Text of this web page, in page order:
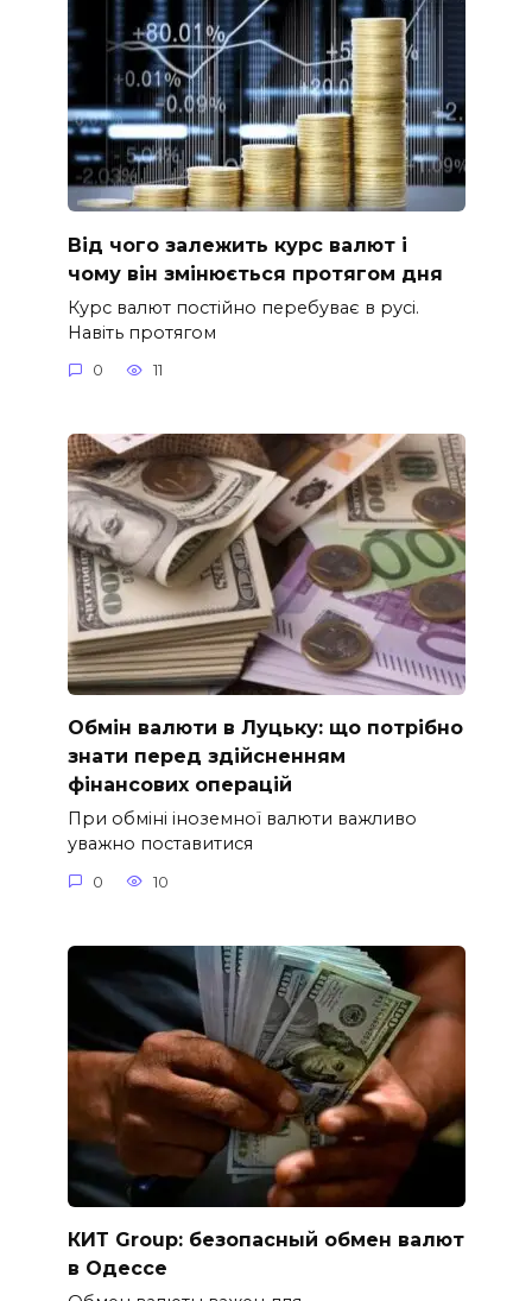
Від чого залежить курс валют і
чому він змінюється протягом дня
Курс валют постійно перебуває в русі.
Навіть протягом
0 11
Обмін валюти в Луцьку: що потрібно
знати перед здійсненням
фінансових операцій
При обміні іноземної валюти важливо
уважно поставитися
0 10
КИТ Group: безопасный обмен валют
в Одессе